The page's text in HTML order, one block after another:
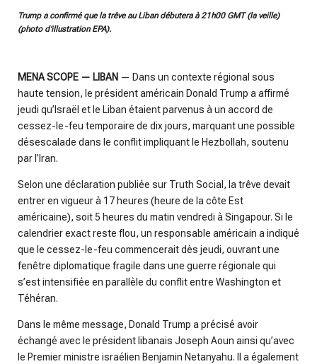
Trump a confirmé que la trêve au Liban débutera à 21h00 GMT (la veille)
(photo d’illustration EPA).
MENA SCOPE — LIBAN — Dans un contexte régional sous
haute tension, le président américain Donald Trump a affirmé
jeudi qu’Israël et le Liban étaient parvenus à un accord de
cessez-le-feu temporaire de dix jours, marquant une possible
désescalade dans le conflit impliquant le Hezbollah, soutenu
par l’Iran.
Selon une déclaration publiée sur Truth Social, la trêve devait
entrer en vigueur à 17 heures (heure de la côte Est
américaine), soit 5 heures du matin vendredi à Singapour. Si le
calendrier exact reste flou, un responsable américain a indiqué
que le cessez-le-feu commencerait dès jeudi, ouvrant une
fenêtre diplomatique fragile dans une guerre régionale qui
s’est intensifiée en parallèle du conflit entre Washington et
Téhéran.
Dans le même message, Donald Trump a précisé avoir
échangé avec le président libanais Joseph Aoun ainsi qu’avec
le Premier ministre israélien Benjamin Netanyahu. Il a également